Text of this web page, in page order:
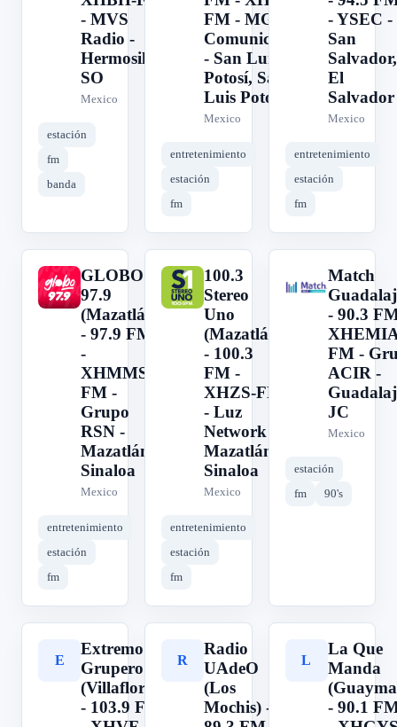
- MVS
Radio -
Hermosillo,
SO
Mexico
estación
fm
banda
FM - MG
Comunicación
- San Luis
Potosí, San
Luis Potosí
Mexico
entretenimiento
estación
fm
- YSEC -
San
Salvador,
El
Salvador
Mexico
entretenimiento
estación
fm
G
GLOBO
97.9
(Mazatlán)
- 97.9 FM
-
XHMMS-
FM -
Grupo
RSN -
Mazatlán,
Sinaloa
Mexico
entretenimiento
estación
fm
1
100.3
Stereo
Uno
(Mazatlán)
- 100.3
FM -
XHZS-FM
- Luz
Network -
Mazatlán,
Sinaloa
Mexico
entretenimiento
estación
fm
M
Match
- 90.3
FM -
ACIR -
JC
Mexico
estación
fm
90's
E
Extremo
Grupero
(Villaflores)
- 103.9 FM
R
Radio
UAdeO
(Los
Mochis) -
L
La Que
Manda
- 90.1